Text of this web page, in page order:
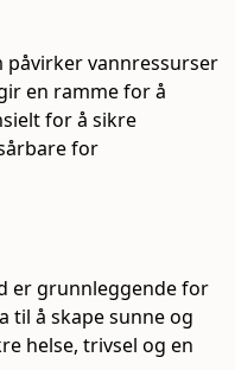
vannressurser
en ramme for å
for å sikre
for
er grunnleggende for
til å skape sunne og
helse, trivsel og en